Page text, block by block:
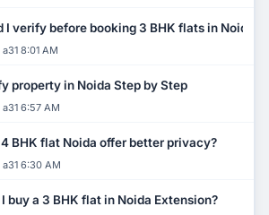
I verify before booking 3 BHK flats in Noida?
8:01 AM
property in Noida Step by Step
6:57 AM
BHK flat Noida offer better privacy?
6:30 AM
buy a 3 BHK flat in Noida Extension?